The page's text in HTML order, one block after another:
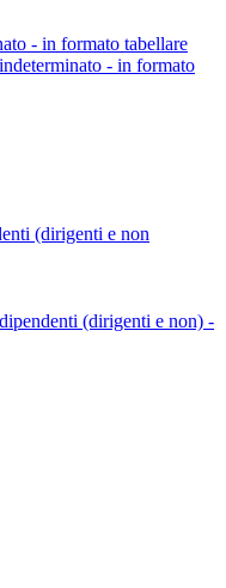
- in formato tabellare
- in formato
(dirigenti e non
(dirigenti e non) -